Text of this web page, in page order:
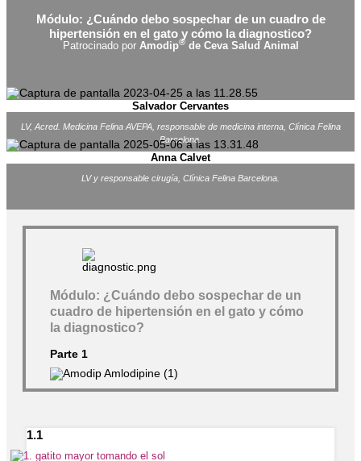
Módulo: ¿Cuándo debo sospechar de un cuadro de
hipertensión en el gato y cómo la diagnostico?
Patrocinado por Amodip®de Ceva Salud Animal
Salvador Cervantes
LV, Acred. Medicina Felina AVEPA, responsable de medicina interna, Clínica Felina
Barcelona.
Anna Calvet
LV y responsable cirugía, Clínica Felina Barcelona.
Módulo: ¿Cuándo debo sospechar de un
cuadro de hipertensión en el gato y cómo
la diagnostico?
Parte 1
1.1